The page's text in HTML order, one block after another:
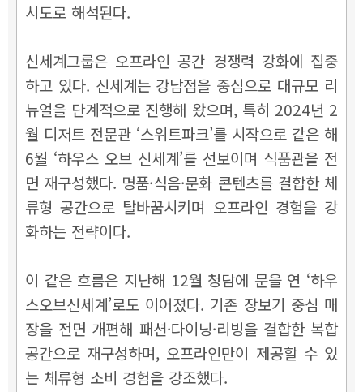
시도로 해석된다.
신세계그룹은 오프라인 공간 경쟁력 강화에 집중
하고 있다. 신세계는 강남점을 중심으로 대규모 리
뉴얼을 단계적으로 진행해 왔으며, 특히 2024년 2
월 디저트 전문관 ‘스위트파크’를 시작으로 같은 해
6월 ‘하우스 오브 신세계’를 선보이며 식품관을 전
면 재구성했다. 명품·식음·문화 콘텐츠를 결합한 체
류형 공간으로 탈바꿈시키며 오프라인 경험을 강
화하는 전략이다.
이 같은 흐름은 지난해 12월 청담에 문을 연 ‘하우
스오브신세계’로도 이어졌다. 기존 장보기 중심 매
장을 전면 개편해 패션·다이닝·리빙을 결합한 복합
공간으로 재구성하며, 오프라인만이 제공할 수 있
는 체류형 소비 경험을 강조했다.